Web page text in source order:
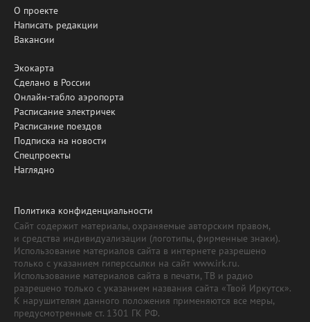
О проекте
Написать редакции
Вакансии
Экокарта
Сделано в России
Онлайн-табло аэропорта
Расписание электричек
Расписание поездов
Подписка на новости
Спецпроекты
Наглядно
Политика конфиденциальности
Сайт содержит материалы, охраняемые авторским правом,
и средства индивидуализации (логотипы, фирменные знаки).
Использование материалов сайта в интернете разрешено
только с указанием гиперссылки на сайт www.irk.ru.
Использование материалов сайта в печати, ТВ и радио
разрешено только с указанием названия сайта «Твой Иркутск».
К нарушителям данного положения применяются все меры,
предусмотренные ст. 1301 ГК РФ.